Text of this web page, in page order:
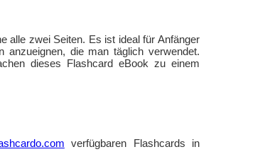
alle zwei Seiten. Es ist ideal für Anfänger
anzueignen, die man täglich verwendet.
dieses Flashcard eBook zu einem
verfügbaren Flashcards in